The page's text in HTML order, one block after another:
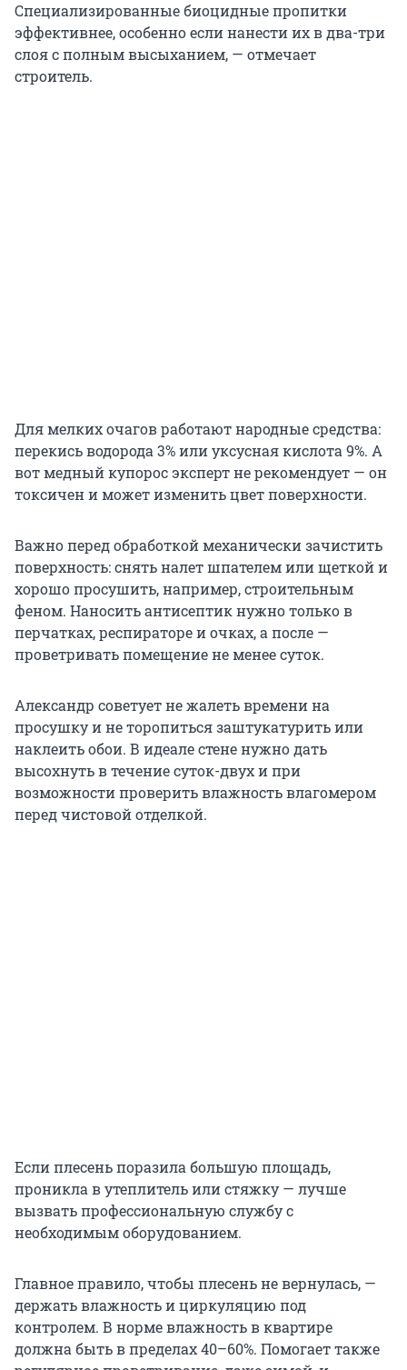
Специализированные биоцидные пропитки
эффективнее, особенно если нанести их в два-три
слоя с полным высыханием, — отмечает
строитель.
Для мелких очагов работают народные средства:
перекись водорода 3% или уксусная кислота 9%. А
вот медный купорос эксперт не рекомендует — он
токсичен и может изменить цвет поверхности.
Важно перед обработкой механически зачистить
поверхность: снять налет шпателем или щеткой и
хорошо просушить, например, строительным
феном. Наносить антисептик нужно только в
перчатках, респираторе и очках, а после —
проветривать помещение не менее суток.
Александр советует не жалеть времени на
просушку и не торопиться заштукатурить или
наклеить обои. В идеале стене нужно дать
высохнуть в течение суток-двух и при
возможности проверить влажность влагомером
перед чистовой отделкой.
Если плесень поразила большую площадь,
проникла в утеплитель или стяжку — лучше
вызвать профессиональную службу с
необходимым оборудованием.
Главное правило, чтобы плесень не вернулась, —
держать влажность и циркуляцию под
контролем. В норме влажность в квартире
должна быть в пределах 40–60%. Помогает также